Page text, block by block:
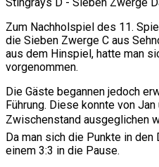
Zum Nachholspiel des 11.
die Sieben Zwerge C aus
aus dem Hinspiel, hatte man
vorgenommen.
Die Gäste begannen jedoch
Führung. Diese konnte von
Zwischenstand ausgeglichen
Da man sich die Punkte in
einem 3:3 in die Pause.